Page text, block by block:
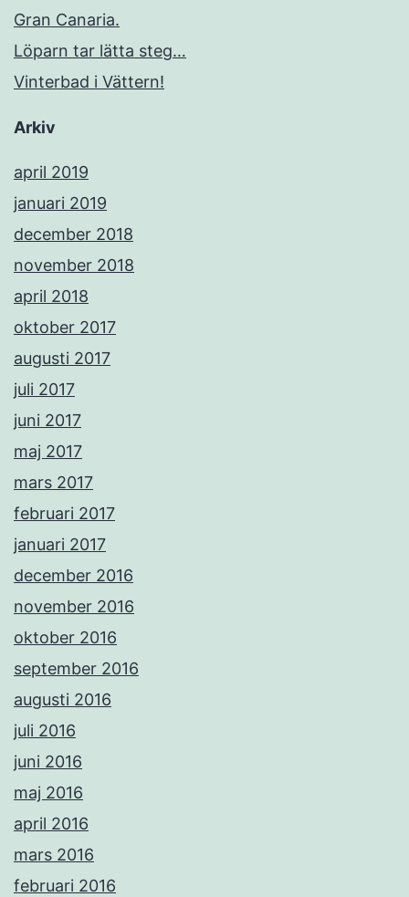
Gran Canaria.
Löparn tar lätta steg…
Vinterbad i Vättern!
Arkiv
april 2019
januari 2019
december 2018
november 2018
april 2018
oktober 2017
augusti 2017
juli 2017
juni 2017
maj 2017
mars 2017
februari 2017
januari 2017
december 2016
november 2016
oktober 2016
september 2016
augusti 2016
juli 2016
juni 2016
maj 2016
april 2016
mars 2016
februari 2016